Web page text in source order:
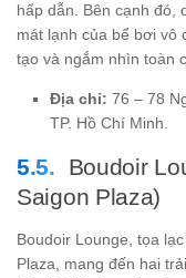
hấp dẫn. Bên cạnh đó,
mát lạnh của bể bơi vô
tạo và ngắm nhìn toàn
Địa chỉ: 76 – 78
TP. Hồ Chí Minh.
Boudoir
Saigon Plaza)
Boudoir Lounge, tọa
Plaza, mang đến hai